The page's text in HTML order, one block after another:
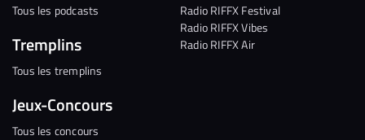
Tous les podcasts
Tremplins
Tous les tremplins
Jeux-Concours
Tous les concours
Radio RIFFX Festival
Radio RIFFX Vibes
Radio RIFFX Air